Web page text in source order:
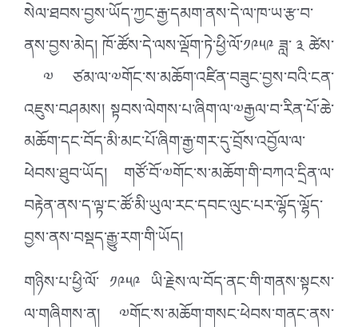
སེལ་ཐབས་བྱས་ཡོད་ཀྱང་རྒྱ་དམག་ནས་དེ་ལ་ཁ་ཡ་རྩ་བ་
ནས་བྱས་མེད། ཁོ་ཚོས་དེ་ལས་ལྡོག་ཏེ་ཕྱི་ལོ་༡༩༥༩ ཟླ་ ༣ ཚེས་
༧ ཙམ་ལ་༧གོང་ས་མཆོག་འཛིན་བཟུང་བྱས་བའི་ངན་
འཇུས་བཤམས། སྟབས་ལེགས་པ་ཞིག་ལ་༧རྒྱལ་བ་རིན་པོ་ཆེ་
མཆོག་དང་བོད་མི་མང་པོ་ཞིག་རྒྱ་གར་དུ་བྲོས་འབྱོལ་ལ་
ཕེབས་ཐུབ་ཡོད། གཙོ་བོ་༧གོང་ས་མཆོག་གི་བཀའ་དྲིན་ལ་
བརྟེན་ནས་ད་ལྟ་ང་ཚོ་མི་ཡུལ་རང་དབང་ལུང་པར་ལྷོད་ལྷོད་
བྱས་ནས་བསྡད་རྒྱུ་རག་གི་ཡོད།
གཉིས་པ་ཕྱི་ལོ་ ༡༩༥༩ ཡི་རྗེས་ལ་བོད་ནང་གི་གནས་སྟངས་